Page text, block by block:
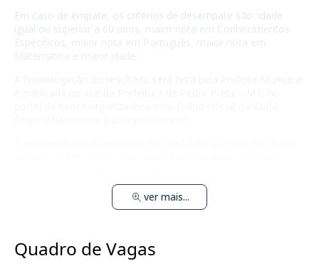
Em caso de empate, os critérios de desempate são: idade
ver mais...
Quadro de Vagas